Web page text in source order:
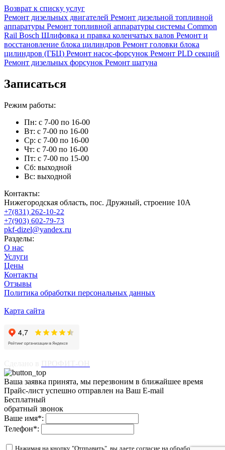
Возврат к списку услуг
Ремонт дизельных двигателей Ремонт дизельной топливной
аппаратуры Ремонт топливной аппаратуры системы Common
Rail Bosch Шлифовка и правка коленчатых валов Ремонт и
восстановление блока цилиндров Ремонт головки блока
цилиндров (ГБЦ) Ремонт насос-форсунок Ремонт PLD секций
Ремонт дизельных форсунок Ремонт шатуна
Записаться
Режим работы:
Пн: с 7-00 по 16-00
Вт: с 7-00 по 16-00
Ср: с 7-00 по 16-00
Чт: с 7-00 по 16-00
Пт: с 7-00 по 15-00
Сб: выходной
Вс: выходной
Контакты:
Нижегородская область, пос. Дружный, строение 10А
+7(831) 262-10-22
+7(903) 602-79-73
pkf-dizel@yandex.ru
Разделы:
О нас
Услуги
Цены
Контакты
Отзывы
Политика обработки персональных данных
Карта сайта
Ваша заявка принята, мы перезвоним в ближайшее время
Прайс-лист успешно отправлен на Ваш E-mail
Бесплатный
обратный звонок
Ваше имя*:
Телефон*:
Нажимая на кнопку "Отправить", вы даете согласие на обработку